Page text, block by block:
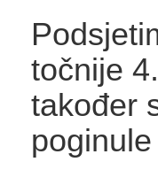
točnije
također